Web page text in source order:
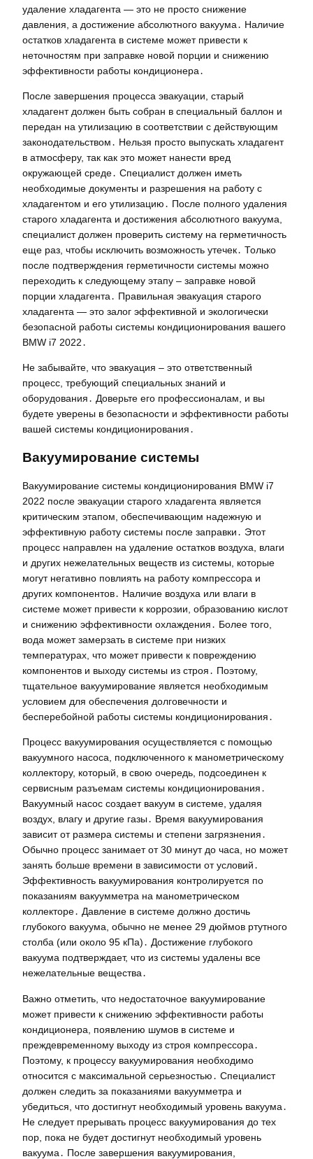
удаление хладагента — это не просто снижение
давления, а достижение абсолютного вакуума․ Наличие
остатков хладагента в системе может привести к
неточностям при заправке новой порции и снижению
эффективности работы кондиционера․
После завершения процесса эвакуации, старый
хладагент должен быть собран в специальный баллон и
передан на утилизацию в соответствии с действующим
законодательством․ Нельзя просто выпускать хладагент
в атмосферу, так как это может нанести вред
окружающей среде․ Специалист должен иметь
необходимые документы и разрешения на работу с
хладагентом и его утилизацию․ После полного удаления
старого хладагента и достижения абсолютного вакуума,
специалист должен проверить систему на герметичность
еще раз, чтобы исключить возможность утечек․ Только
после подтверждения герметичности системы можно
переходить к следующему этапу – заправке новой
порции хладагента․ Правильная эвакуация старого
хладагента — это залог эффективной и экологически
безопасной работы системы кондиционирования вашего
BMW i7 2022․
Не забывайте, что эвакуация – это ответственный
процесс, требующий специальных знаний и
оборудования․ Доверьте его профессионалам, и вы
будете уверены в безопасности и эффективности работы
вашей системы кондиционирования․
Вакуумирование системы
Вакуумирование системы кондиционирования BMW i7
2022 после эвакуации старого хладагента является
критическим этапом, обеспечивающим надежную и
эффективную работу системы после заправки․ Этот
процесс направлен на удаление остатков воздуха, влаги
и других нежелательных веществ из системы, которые
могут негативно повлиять на работу компрессора и
других компонентов․ Наличие воздуха или влаги в
системе может привести к коррозии, образованию кислот
и снижению эффективности охлаждения․ Более того,
вода может замерзать в системе при низких
температурах, что может привести к повреждению
компонентов и выходу системы из строя․ Поэтому,
тщательное вакуумирование является необходимым
условием для обеспечения долговечности и
бесперебойной работы системы кондиционирования․
Процесс вакуумирования осуществляется с помощью
вакуумного насоса, подключенного к манометрическому
коллектору, который, в свою очередь, подсоединен к
сервисным разъемам системы кондиционирования․
Вакуумный насос создает вакуум в системе, удаляя
воздух, влагу и другие газы․ Время вакуумирования
зависит от размера системы и степени загрязнения․
Обычно процесс занимает от 30 минут до часа, но может
занять больше времени в зависимости от условий․
Эффективность вакуумирования контролируется по
показаниям вакуумметра на манометрическом
коллекторе․ Давление в системе должно достичь
глубокого вакуума, обычно не менее 29 дюймов ртутного
столба (или около 95 кПа)․ Достижение глубокого
вакуума подтверждает, что из системы удалены все
нежелательные вещества․
Важно отметить, что недостаточное вакуумирование
может привести к снижению эффективности работы
кондиционера, появлению шумов в системе и
преждевременному выходу из строя компрессора․
Поэтому, к процессу вакуумирования необходимо
относится с максимальной серьезностью․ Специалист
должен следить за показаниями вакуумметра и
убедиться, что достигнут необходимый уровень вакуума․
Не следует прерывать процесс вакуумирования до тех
пор, пока не будет достигнут необходимый уровень
вакуума․ После завершения вакуумирования,